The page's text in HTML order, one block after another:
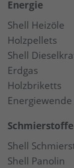
Energie
Shell Heizöle
Holzpellets
Shell
Erdgas
Holzbriketts
Schmierstoffe
Shell
Shell Panolin